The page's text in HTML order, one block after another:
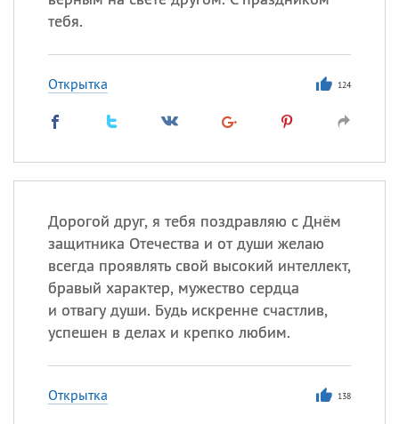
тебя.
Открытка 124
Дорогой друг, я тебя поздравляю с Днём
защитника Отечества и от души желаю
всегда проявлять свой высокий интеллект,
бравый характер, мужество сердца
и отвагу души. Будь искренне счастлив,
успешен в делах и крепко любим.
Открытка 138